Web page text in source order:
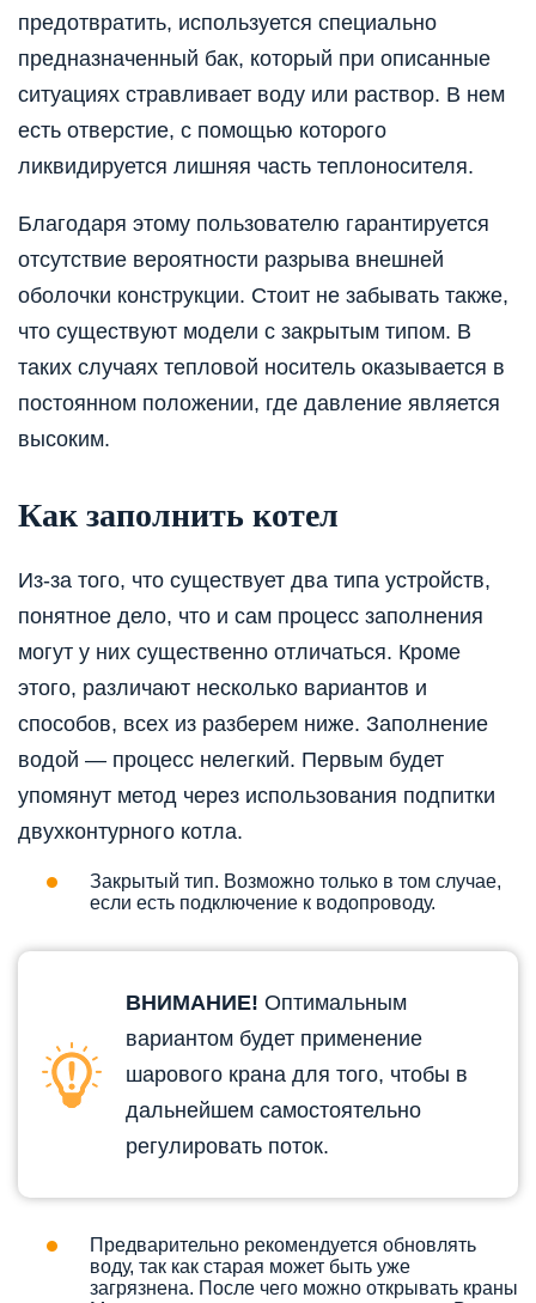
предотвратить, используется специально
предназначенный бак, который при описанные
ситуациях стравливает воду или раствор. В нем
есть отверстие, с помощью которого
ликвидируется лишняя часть теплоносителя.
Благодаря этому пользователю гарантируется
отсутствие вероятности разрыва внешней
оболочки конструкции. Стоит не забывать также,
что существуют модели с закрытым типом. В
таких случаях тепловой носитель оказывается в
постоянном положении, где давление является
высоким.
Как заполнить котел
Из-за того, что существует два типа устройств,
понятное дело, что и сам процесс заполнения
могут у них существенно отличаться. Кроме
этого, различают несколько вариантов и
способов, всех из разберем ниже. Заполнение
водой — процесс нелегкий. Первым будет
упомянут метод через использования подпитки
двухконтурного котла.
Закрытый тип. Возможно только в том случае,
если есть подключение к водопроводу.
ВНИМАНИЕ! Оптимальным
вариантом будет применение
шарового крана для того, чтобы в
дальнейшем самостоятельно
регулировать поток.
Предварительно рекомендуется обновлять
воду, так как старая может быть уже
загрязнена. После чего можно открывать краны